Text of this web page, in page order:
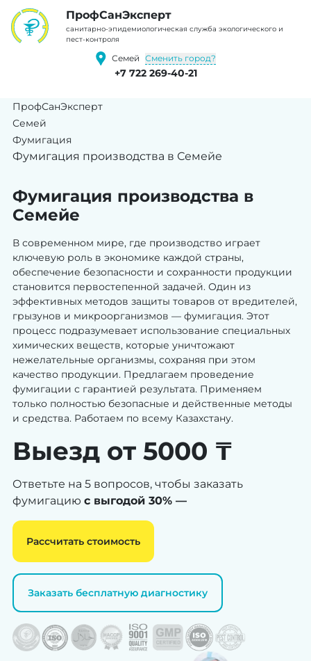
ПрофCанЭксперт
cанитарно-эпидемиологическая служба экологического и
пест-контроля
Семей Сменить город?
+7 722 269-40-21
ПрофСанЭксперт
Семей
Фумигация
Фумигация производства в Семейе
Фумигация производства в
Семейе
В современном мире, где производство играет
ключевую роль в экономике каждой страны,
обеспечение безопасности и сохранности продукции
становится первостепенной задачей. Один из
эффективных методов защиты товаров от вредителей,
грызунов и микроорганизмов — фумигация. Этот
процесс подразумевает использование специальных
химических веществ, которые уничтожают
нежелательные организмы, сохраняя при этом
качество продукции. Предлагаем проведение
фумигации с гарантией результата. Применяем
только полностью безопасные и действенные методы
и средства. Работаем по всему Казахстану.
Выезд от 5000 ₸
Ответьте на 5 вопросов, чтобы заказать
фумигацию с выгодой 30% —
Рассчитать стоимость
Заказать бесплатную диагностику